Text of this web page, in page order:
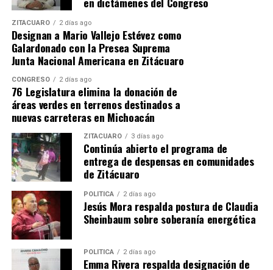
respaldo de los atletas de alto rendimiento Juan Belman
Ortiz y Alejandro Sánchez Viveros, quienes coincidieron
en la importancia de acercar la activación física a las
nuevas generaciones para impulsar su desarrollo
integral y su bienestar mental.
MiZitácuaro
ZITÁCUARO 2 días ago
Designan a Mario Vallejo Estévez como
Galardonado con la Presea Suprema
Junta Nacional Americana en Zitácuaro
CONGRESO 2 días ago
76 Legislatura elimina la donación de
áreas verdes en terrenos destinados a
nuevas carreteras en Michoacán
ZITÁCUARO 3 días ago
Continúa abierto el programa de
entrega de despensas en comunidades
de Zitácuaro
POLÍTICA 2 días ago
Jesús Mora respalda postura de Claudia
Sheinbaum sobre soberanía energética
POLÍTICA 2 días ago
Emma Rivera respalda designación de